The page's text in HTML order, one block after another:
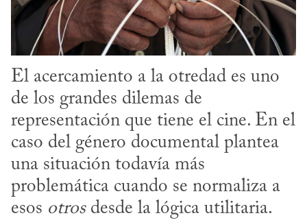
El acercamiento a la otredad es uno
de los grandes dilemas de
representación que tiene el cine. En el
caso del género documental plantea
una situación todavía más
problemática cuando se normaliza a
esos otros desde la lógica utilitaria.